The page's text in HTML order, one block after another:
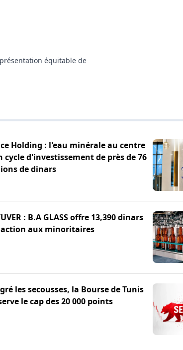
équitable de
Holding : l'eau minérale au centre
cycle d'investissement de près de 76
de dinars
: B.A GLASS offre 13,390 dinars
aux minoritaires
les secousses, la Bourse de Tunis
le cap des 20 000 points